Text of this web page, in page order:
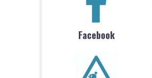
Facebook